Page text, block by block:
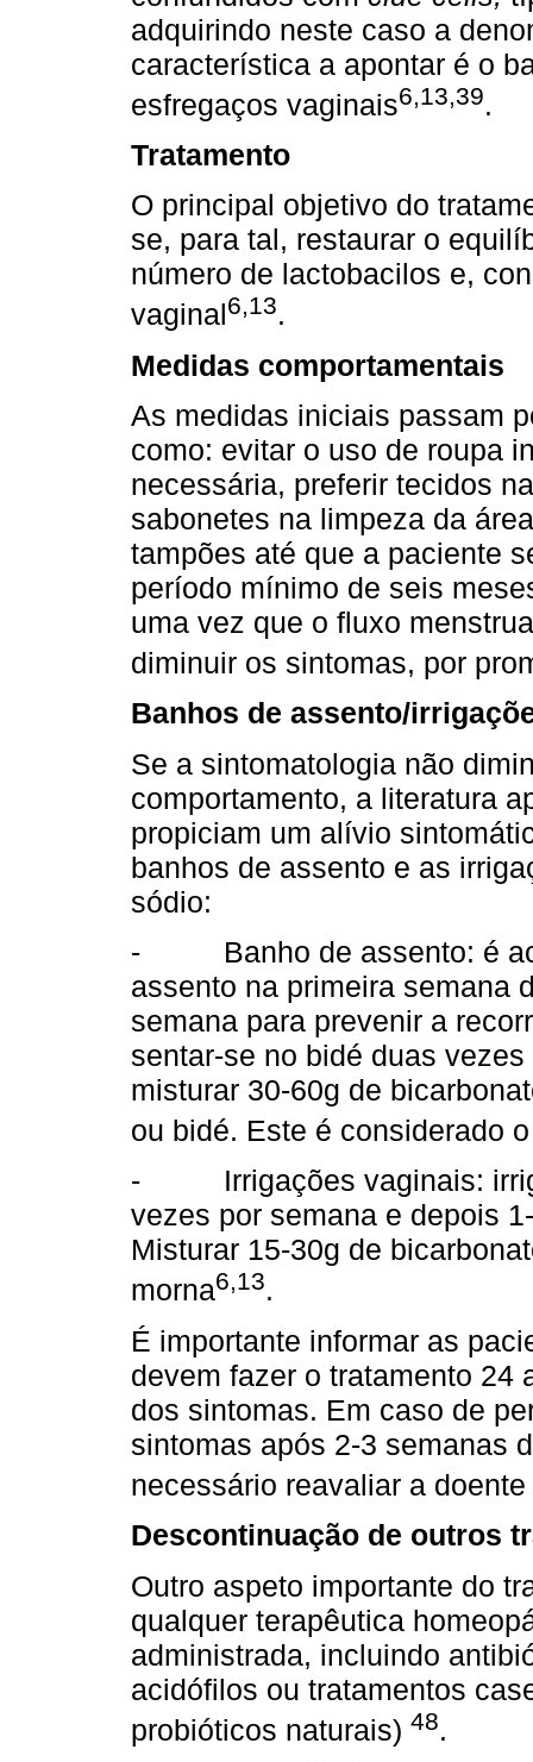
adquirindo neste caso a
característica a apontar é o
esfregaços vaginais6,13,39.
Tratamento
O principal objetivo do
se, para tal, restaurar o
número de lactobacilos e,
vaginal6,13.
Medidas comportamentais
As medidas iniciais passam
como: evitar o uso de roupa
necessária, preferir tecidos
sabonetes na limpeza da
tampões até que a paciente
período mínimo de seis
uma vez que o fluxo
diminuir os sintomas, por
Banhos de assento/
Se a sintomatologia não
comportamento, a literatura
propiciam um alívio
banhos de assento e as
sódio:
- Banho de assento: é
assento na primeira semana
semana para prevenir a
sentar-se no bidé duas
misturar 30-60g de
ou bidé. Este é considerado
- Irrigações vaginais:
vezes por semana e depois
Misturar 15-30g de
morna6,13.
É importante informar as
devem fazer o tratamento 24
dos sintomas. Em caso de
sintomas após 2-3 semanas
necessário reavaliar a doente
Descontinuação de outros
Outro aspeto importante do
qualquer terapêutica
administrada, incluindo
acidófilos ou tratamentos
probióticos naturais) 48.